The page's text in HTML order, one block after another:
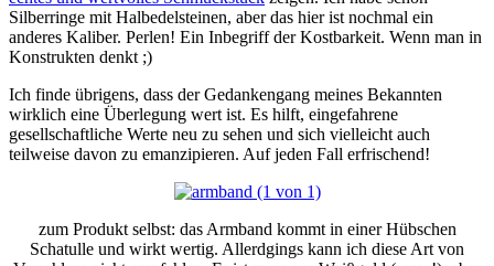
Silberringe mit Halbedelsteinen, aber das hier ist nochmal ein
anderes Kaliber. Perlen! Ein Inbegriff der Kostbarkeit. Wenn man in
Konstrukten denkt ;)
Ich finde übrigens, dass der Gedankengang meines Bekannten
wirklich eine Überlegung wert ist. Es hilft, eingefahrene
gesellschaftliche Werte neu zu sehen und sich vielleicht auch
teilweise davon zu emanzipieren. Auf jeden Fall erfrischend!
zum Produkt selbst: das Armband kommt in einer Hübschen
Schatulle und wirkt wertig. Allerdgings kann ich diese Art von